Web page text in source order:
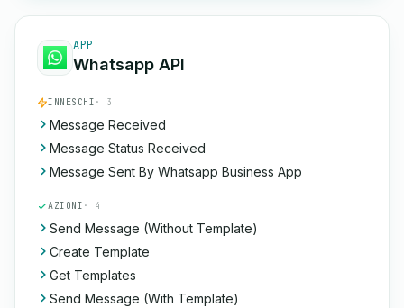
APP
Whatsapp API
INNESCHI · 3
Message Received
Message Status Received
Message Sent By Whatsapp Business App
AZIONI · 4
Send Message (Without Template)
Create Template
Get Templates
Send Message (With Template)